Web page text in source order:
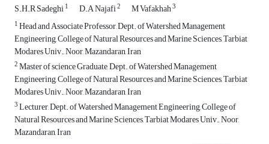
S.H.R Sadeghi1 D.A Najafi2 M Vafakhah3
1Head and Associate Professor, Dept. of Watershed Management
Engineering, College of Natural Resources and Marine Sciences, Tarbiat
Modares Univ., Noor, Mazandaran, Iran
2Master of science Graduate, Dept. of Watershed Management
Engineering, College of Natural Resources and Marine Sciences, Tarbiat
Modares Univ., Noor, Mazandaran, Iran
3Lecturer, Dept. of Watershed Management Engineering, College of
Natural Resources and Marine Sciences, Tarbiat Modares Univ., Noor,
Mazandaran, Iran